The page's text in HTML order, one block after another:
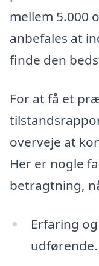
mellem 5.000
anbefales at
finde den
For at få et
overveje at
Her er nogle
betragtning,
Erfaring
udførende.